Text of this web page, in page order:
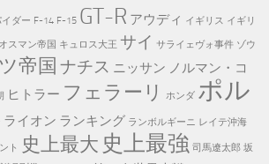
ダー F-14 F-15 GT-R アウディ イギリス イギリ
オスマン帝国 キュロス大王 サイ サライェヴォ事件 ゾウ
帝国 ナチス ニッサン ノルマン・コ
ヒトラー フェラーリ ホンダ ポル
ライオン ランキング ランボルギーニ レイテ沖海
ト 史上最大 史上最強 司馬遼太郎 坂